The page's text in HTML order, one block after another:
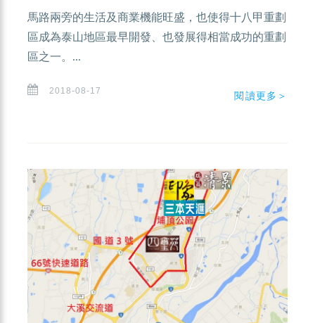
馬路兩旁的生活及商業機能旺盛，也使得十八甲重劃
區成為泰山地區最早開發、也發展得相當成功的重劃
區之一。...
2018-08-17 閱讀更多＞